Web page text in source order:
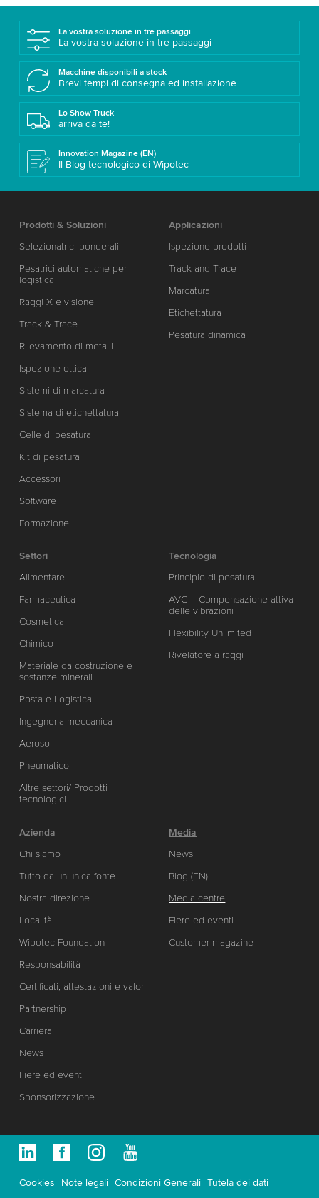
La vostra soluzione in tre passaggi
La vostra soluzione in tre passaggi
Macchine disponibili a stock
Brevi tempi di consegna ed installazione
Lo Show Truck
arriva da te!
Innovation Magazine (EN)
Il Blog tecnologico di Wipotec
Prodotti & Soluzioni
Selezionatrici ponderali
Pesatrici automatiche per
logistica
Raggi X e visione
Track & Trace
Rilevamento di metalli
Ispezione ottica
Sistemi di marcatura
Sistema di etichettatura
Celle di pesatura
Kit di pesatura
Accessori
Software
Formazione
Applicazioni
Ispezione prodotti
Track and Trace
Marcatura
Etichettatura
Pesatura dinamica
Settori
Alimentare
Farmaceutica
Cosmetica
Chimico
Materiale da costruzione e
sostanze minerali
Posta e Logistica
Ingegneria meccanica
Aerosol
Pneumatico
Altre settori/ Prodotti
tecnologici
Tecnologia
Principio di pesatura
AVC – Compensazione attiva
delle vibrazioni
Flexibility Unlimited
Rivelatore a raggi
Azienda
Chi siamo
Tutto da un’unica fonte
Nostra direzione
Località
Wipotec Foundation
Responsabilità
Certificati, attestazioni e valori
Partnership
Carriera
News
Fiere ed eventi
Sponsorizzazione
Media
News
Blog (EN)
Media centre
Fiere ed eventi
Customer magazine
Cookies Note legali Condizioni Generali Tutela dei dati